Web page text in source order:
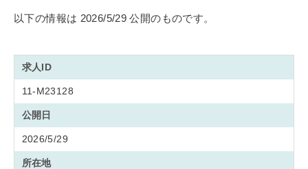
以下の情報は 2026/5/29 公開のものです。
求人ID
11-M23128
公開日
2026/5/29
所在地